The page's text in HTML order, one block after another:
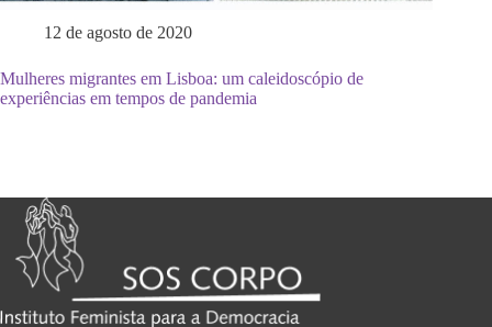
12 de agosto de 2020
Mulheres migrantes em Lisboa: um caleidoscópio de
experiências em tempos de pandemia